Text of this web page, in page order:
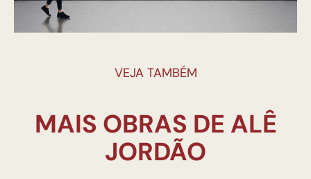
VEJA TAMBÉM
MAIS OBRAS DE ALÊ